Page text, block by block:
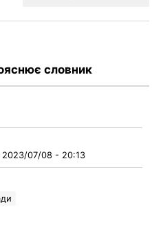
словник
2023/07/08 - 20:13